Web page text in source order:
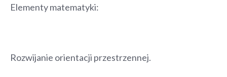
Elementy matematyki:
Rozwijanie orientacji przestrzennej.